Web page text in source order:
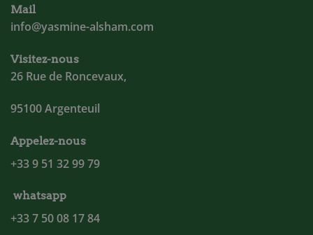
Mail
info@yasmine-alsham.com
Visitez-nous
26 Rue de Roncevaux,
95100 Argenteuil
Appelez-nous
+33 9 51 32 99 79
whatsapp
+33 7 50 08 17 84